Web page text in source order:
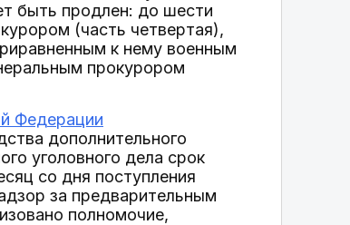
быть продлен: до шести
(часть четвертая),
к нему военным
прокурором
Федерации
дополнительного
уголовного дела срок
со дня поступления
за предварительным
полномочие,